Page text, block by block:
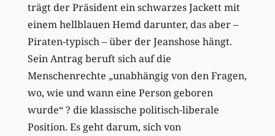
trägt der Präsident ein schwarzes Jackett mit
einem hellblauen Hemd darunter, das aber –
Piraten-typisch – über der Jeanshose hängt.
Sein Antrag beruft sich auf die
Menschenrechte „unabhängig von den Fragen,
wo, wie und wann eine Person geboren
wurde“ ? die klassische politisch-liberale
Position. Es geht darum, sich von